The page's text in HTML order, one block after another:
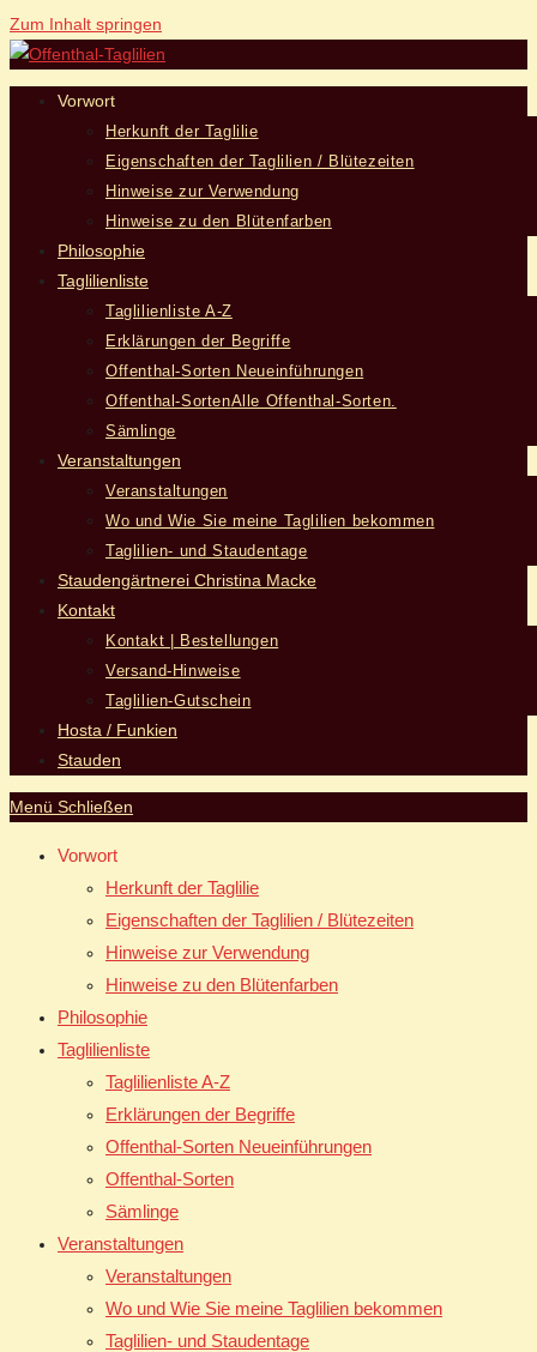
Zum Inhalt springen
Vorwort
Herkunft der Taglilie
Eigenschaften der Taglilien / Blütezeiten
Hinweise zur Verwendung
Hinweise zu den Blütenfarben
Philosophie
Taglilienliste
Taglilienliste A-Z
Erklärungen der Begriffe
Offenthal-Sorten Neueinführungen
Offenthal-SortenAlle Offenthal-Sorten.
Sämlinge
Veranstaltungen
Veranstaltungen
Wo und Wie Sie meine Taglilien bekommen
Taglilien- und Staudentage
Staudengärtnerei Christina Macke
Kontakt
Kontakt | Bestellungen
Versand-Hinweise
Taglilien-Gutschein
Hosta / Funkien
Stauden
Menü Schließen
Vorwort
Herkunft der Taglilie
Eigenschaften der Taglilien / Blütezeiten
Hinweise zur Verwendung
Hinweise zu den Blütenfarben
Philosophie
Taglilienliste
Taglilienliste A-Z
Erklärungen der Begriffe
Offenthal-Sorten Neueinführungen
Offenthal-Sorten
Sämlinge
Veranstaltungen
Veranstaltungen
Wo und Wie Sie meine Taglilien bekommen
Taglilien- und Staudentage